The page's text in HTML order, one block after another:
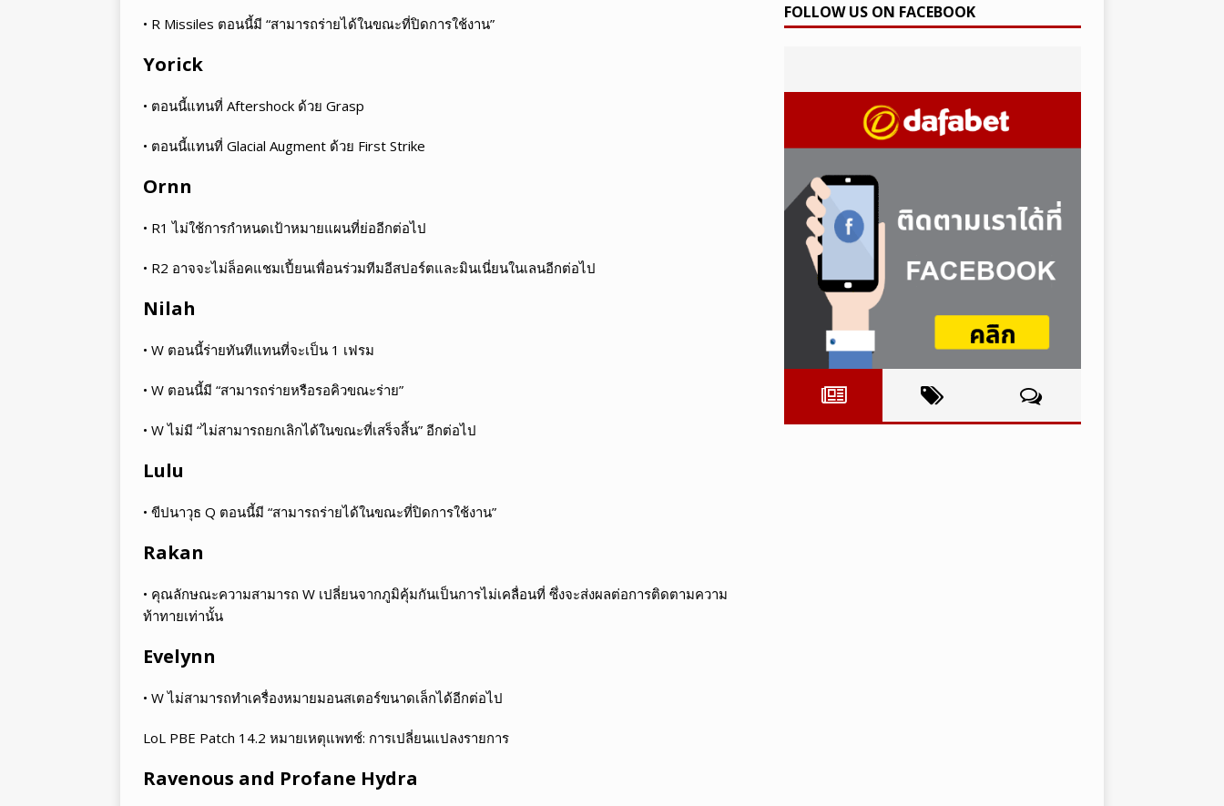
• R Missiles ตอนนี้มี “สามารถร่ายได้ในขณะที่ปิดการใช้งาน”
Yorick
• ตอนนี้แทนที่ Aftershock ด้วย Grasp
• ตอนนี้แทนที่ Glacial Augment ด้วย First Strike
Ornn
• R1 ไม่ใช้การกำหนดเป้าหมายแผนที่ย่ออีกต่อไป
• R2 อาจจะไม่ล็อคแชมเปี้ยนเพื่อนร่วมทีมอีสปอร์ตและมินเนี่ยนในเลนอีกต่อไป
Nilah
• W ตอนนี้ร่ายทันทีแทนที่จะเป็น 1 เฟรม
• W ตอนนี้มี “สามารถร่ายหรือรอคิวขณะร่าย”
• W ไม่มี “ไม่สามารถยกเลิกได้ในขณะที่เสร็จสิ้น” อีกต่อไป
Lulu
• ขีปนาวุธ Q ตอนนี้มี “สามารถร่ายได้ในขณะที่ปิดการใช้งาน”
Rakan
• คุณลักษณะความสามารถ W เปลี่ยนจากภูมิคุ้มกันเป็นการไม่เคลื่อนที่ ซึ่งจะส่งผลต่อการติดตามความ
ท้าทายเท่านั้น
Evelynn
• W ไม่สามารถทำเครื่องหมายมอนสเตอร์ขนาดเล็กได้อีกต่อไป
LoL PBE Patch 14.2 หมายเหตุแพทช์: การเปลี่ยนแปลงรายการ
Ravenous and Profane Hydra
FOLLOW US ON FACEBOOK